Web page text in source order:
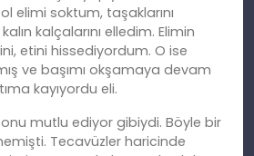
elimi soktum, taşaklarını
kalçalarını elledim. Elimin
etini hissediyordum. O ise
ve başımı okşamaya devam
kayıyordu eli.
mutlu ediyor gibiydi. Böyle bir
Tecavüzler haricinde